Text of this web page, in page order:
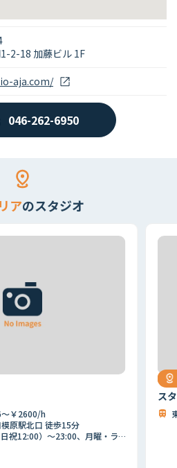
2-18 加藤ビル 1F
aja.com/
046-262-6950
アのスタジオ
￥2600/h
原駅北口 徒歩15分
）～23:00、月曜・ライブ開催時は不可
ス